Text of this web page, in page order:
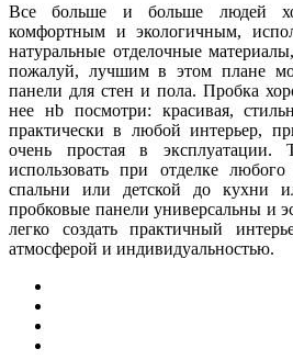
Все больше и больше людей
комфортным и экологичным,
натуральные отделочные
пожалуй, лучшим в этом плане
панели для стен и пола. Пробка
нее нb посмотри: красивая,
практически в любой интерьер,
очень простая в эксплуатации.
использовать при отделке
спальни или детской до кухни
пробковые панели универсальны и
легко создать практичный
атмосферой и индивидуальностью.